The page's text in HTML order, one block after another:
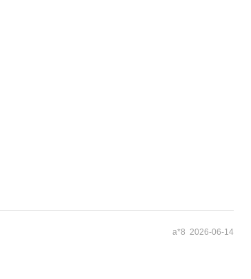
a*8 2026-06-14